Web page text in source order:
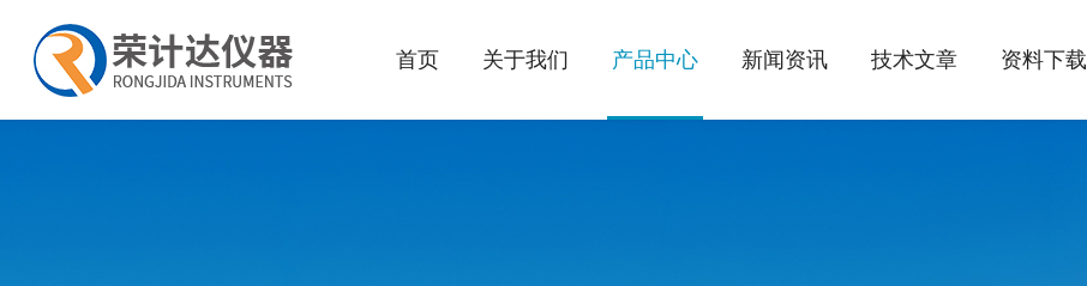
首页 关于我们 产品中心 新闻资讯 技术文章 资料下载